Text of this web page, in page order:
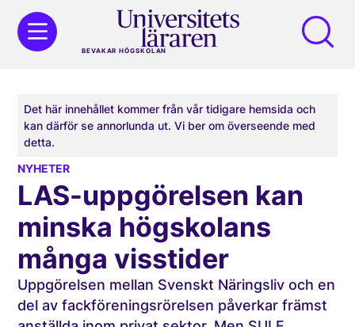
BEVAKAR HÖGSKOLAN
Det här innehållet kommer från vår tidigare hemsida och
kan därför se annorlunda ut. Vi ber om överseende med
detta.
NYHETER
LAS-uppgörelsen kan
minska högskolans
många visstider
Uppgörelsen mellan Svenskt Näringsliv och en
del av fackföreningsrörelsen påverkar främst